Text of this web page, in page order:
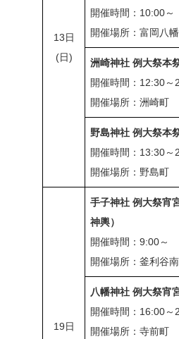
13日
(日)
開催時間：10:00～
開催場所：富岡八
洲崎神社 例大祭本
開催時間：12:30～
開催場所：洲崎町
野島神社 例大祭本
開催時間：13:30～
開催場所：野島町
19日
手子神社 例大祭宵
神輿）
開催時間：9:00～
開催場所：釜利谷南
八幡神社 例大祭宵
開催時間：16:00～
開催場所：寺前町